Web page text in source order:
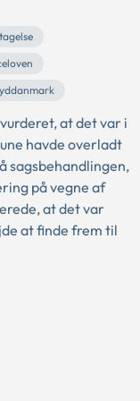
at det var i
havde overladt
på vegne af
at det var
at finde frem til